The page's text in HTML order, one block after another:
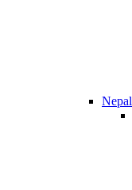
Nepal